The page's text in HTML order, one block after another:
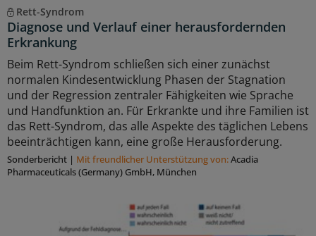
Rett-Syndrom
Diagnose und Verlauf einer herausfordernden
Erkrankung
Beim Rett-Syndrom schließen sich einer zunächst
normalen Kindesentwicklung Phasen der Stagnation
und der Regression zentraler Fähigkeiten wie Sprache
und Handfunktion an. Für Erkrankte und ihre Familien ist
das Rett-Syndrom, das alle Aspekte des täglichen Lebens
beeinträchtigen kann, eine große Herausforderung.
Sonderbericht | Mit freundlicher Unterstützung von:Acadia
Pharmaceuticals (Germany) GmbH, München